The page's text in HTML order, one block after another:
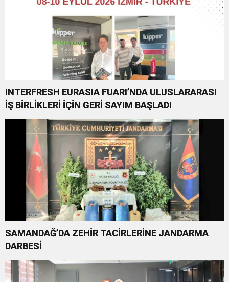
INTERFRESH EURASIA FUARI’NDA ULUSLARARASI
İŞ BİRLİKLERİ İÇİN GERİ SAYIM BAŞLADI
SAMANDAĞ’DA ZEHİR TACİRLERİNE JANDARMA
DARBESİ